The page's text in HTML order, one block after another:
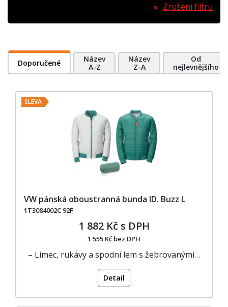
Zrušení filtru
Doporučené
Název
A-Z
Název
Z-A
Od
nejlevnějšího
SLEVA
VW pánská oboustranná bunda ID. Buzz L
1T3084002C 92F
1 882 Kč s DPH
1 555 Kč bez DPH
– Límec, rukávy a spodní lem s žebrovanými…
Detail